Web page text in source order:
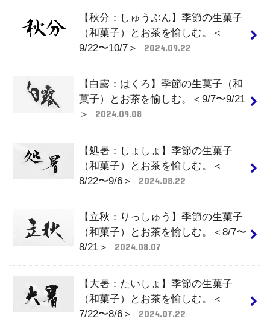
【秋分：しゅうぶん】季節の生菓子
（和菓子）とお茶を愉しむ。＜
9/22〜10/7＞
2024.09.22
【白露：はくろ】季節の生菓子（和
菓子）とお茶を愉しむ。＜9/7〜9/21
＞
2024.09.08
【処暑：しょしょ】季節の生菓子
（和菓子）とお茶を愉しむ。＜
8/22〜9/6＞
2024.08.22
【立秋：りっしゅう】季節の生菓子
（和菓子）とお茶を愉しむ。＜8/7〜
8/21＞
2024.08.07
【大暑：たいしょ】季節の生菓子
（和菓子）とお茶を愉しむ。＜
7/22〜8/6＞
2024.07.22